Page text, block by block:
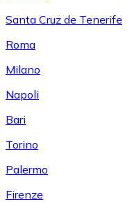
Santa Cruz de Tenerife
Roma
Milano
Napoli
Bari
Torino
Palermo
Firenze